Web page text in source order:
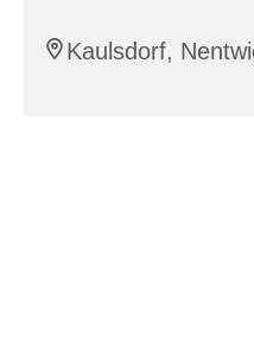
Kaulsdorf,